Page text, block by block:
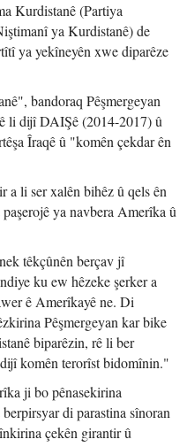
Kurdistanê (Partiya
ya Kurdistanê) de
ya yekîneyên xwe diparêze
bandoraq Pêşmergeyan
li dijî DAIŞê (2014-2017) û
Îraqê û "komên çekdar ên
li ser xalên bihêz û qels ên
ya navbera Amerîka û
têkçûnên berçav jî
ku ew hêzeke şerker a
ê Amerîkayê ne. Di
Pêşmergeyan kar bike
biparêzin, rê li ber
komên terorîst bidomînin."
ji bo pênasekirina
di parastina sînoran
çekên girantir û